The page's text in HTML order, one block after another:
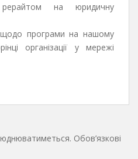
на юридичну
щодо програми на нашому
організації у мережі
Обов’язкові